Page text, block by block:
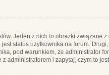
Jeden z nich to obrazki związane
status użytkownika na forum.
pod warunkiem, że administrator
administratorem i zapytaj, czym to